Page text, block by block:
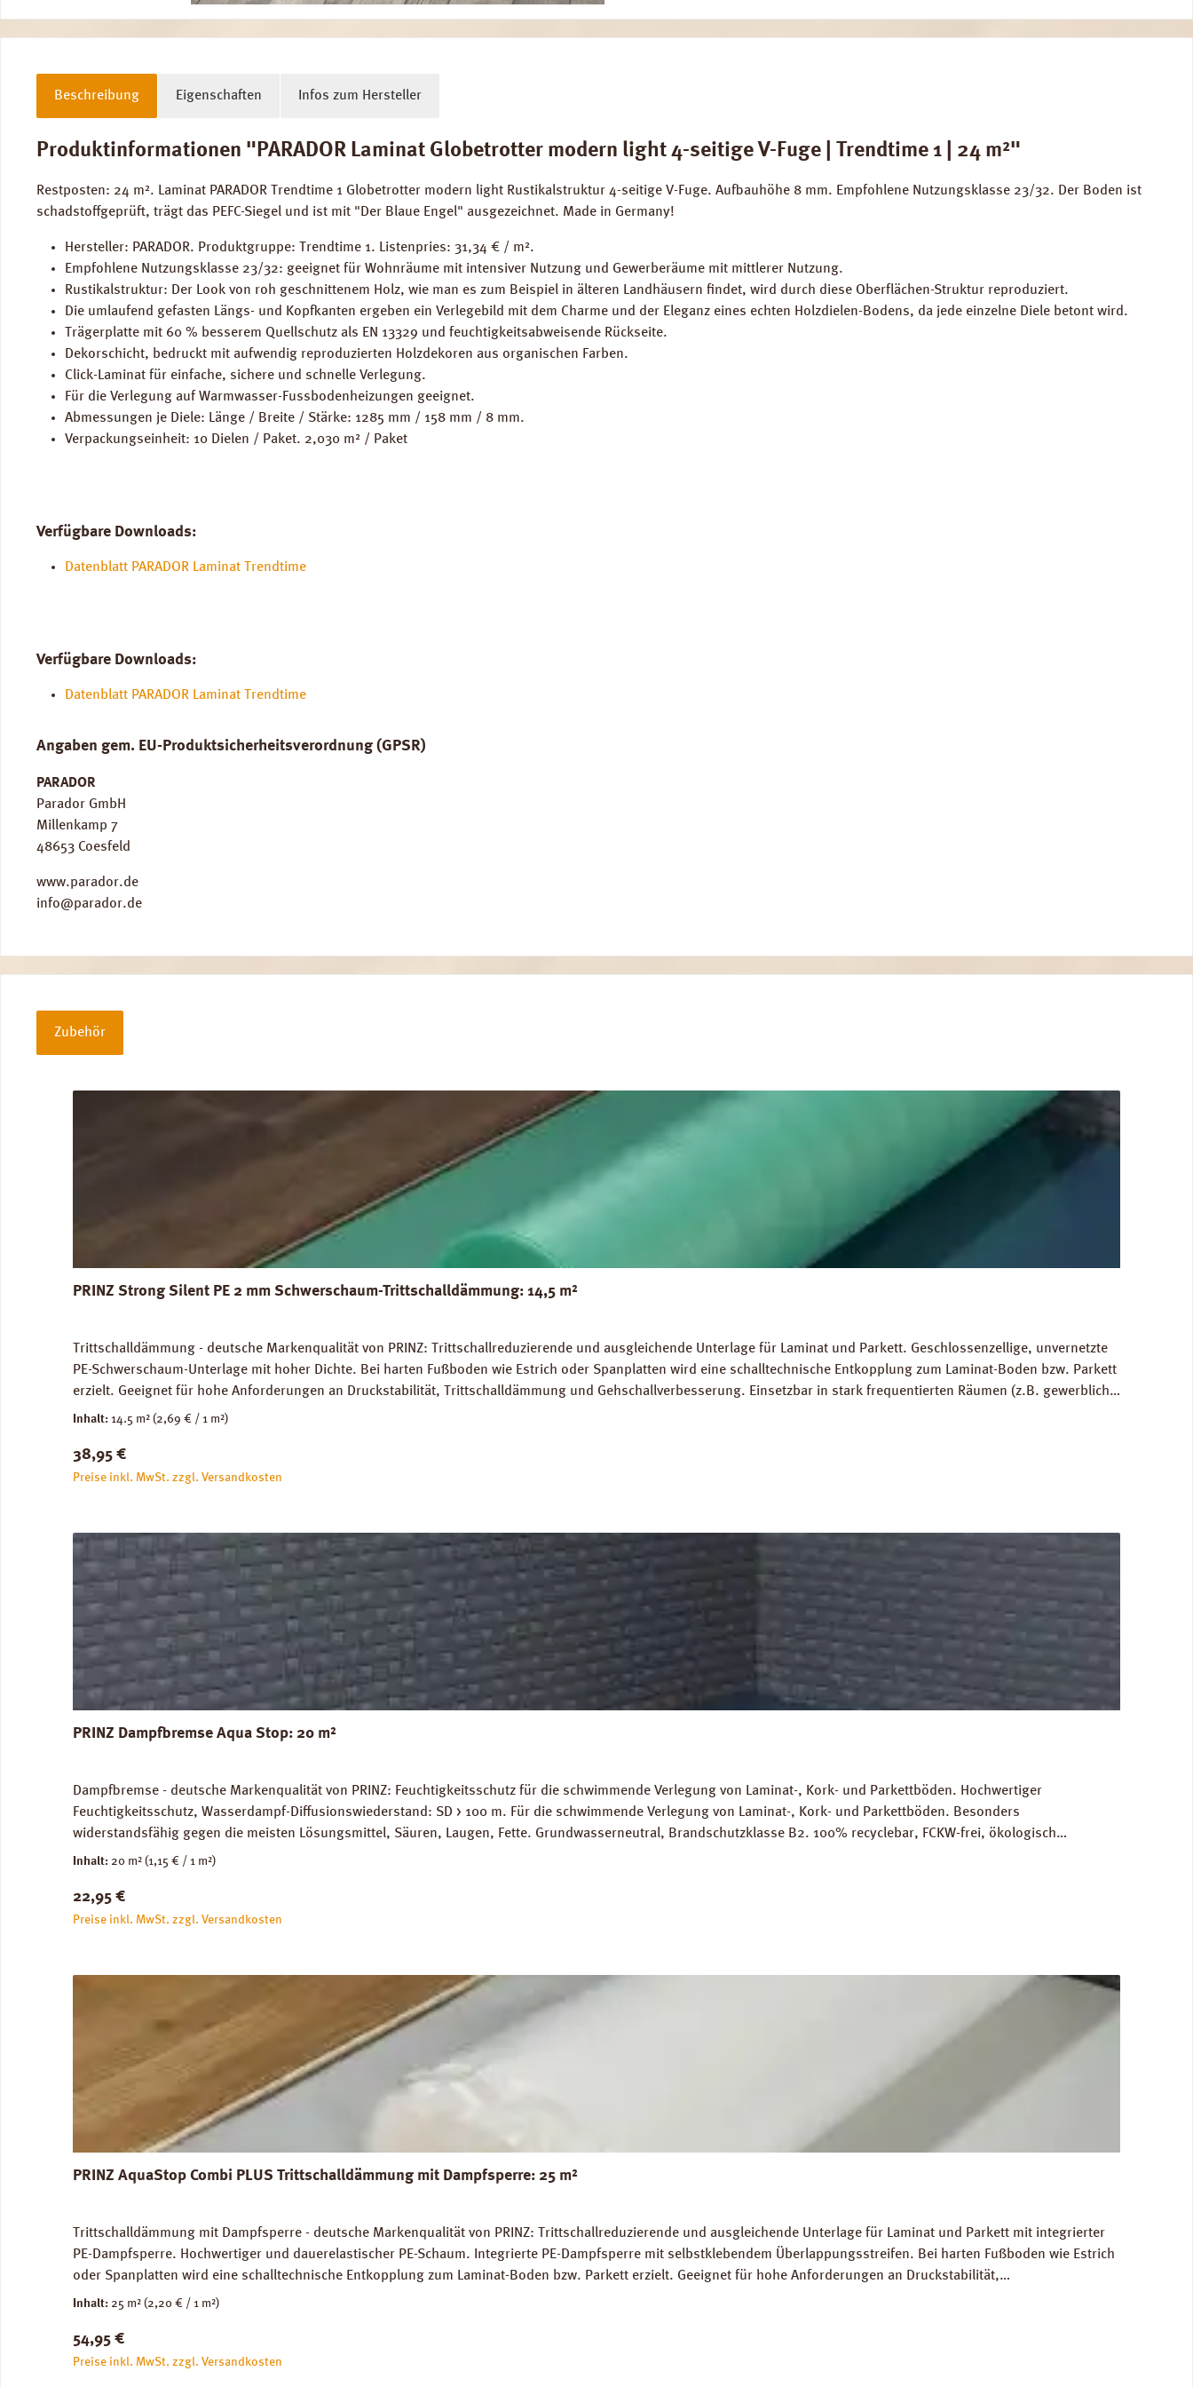
Beschreibung Eigenschaften Infos zum Hersteller
Produktinformationen "PARADOR Laminat Globetrotter modern light 4-seitige V-Fuge | Trendtime 1 | 24 m²"
Restposten: 24 m². Laminat PARADOR Trendtime 1 Globetrotter modern light Rustikalstruktur 4-seitige V-Fuge. Aufbauhöhe 8 mm. Empfohlene Nutzungsklasse 23/32. Der Boden ist
schadstoffgeprüft, trägt das PEFC-Siegel und ist mit "Der Blaue Engel" ausgezeichnet. Made in Germany!
Hersteller: PARADOR. Produktgruppe: Trendtime 1. Listenpries: 31,34 € / m².
Empfohlene Nutzungsklasse 23/32: geeignet für Wohnräume mit intensiver Nutzung und Gewerberäume mit mittlerer Nutzung.
Rustikalstruktur: Der Look von roh geschnittenem Holz, wie man es zum Beispiel in älteren Landhäusern findet, wird durch diese Oberflächen-Struktur reproduziert.
Die umlaufend gefasten Längs- und Kopfkanten ergeben ein Verlegebild mit dem Charme und der Eleganz eines echten Holzdielen-Bodens, da jede einzelne Diele betont wird.
Trägerplatte mit 60 % besserem Quellschutz als EN 13329 und feuchtigkeitsabweisende Rückseite.
Dekorschicht, bedruckt mit aufwendig reproduzierten Holzdekoren aus organischen Farben.
Click-Laminat für einfache, sichere und schnelle Verlegung.
Für die Verlegung auf Warmwasser-Fussbodenheizungen geeignet.
Abmessungen je Diele: Länge / Breite / Stärke: 1285 mm / 158 mm / 8 mm.
Verpackungseinheit: 10 Dielen / Paket. 2,030 m² / Paket
Verfügbare Downloads:
Datenblatt PARADOR Laminat Trendtime
Verfügbare Downloads:
Datenblatt PARADOR Laminat Trendtime
Angaben gem. EU-Produktsicherheitsverordnung (GPSR)
PARADOR
Parador GmbH
Millenkamp 7
48653 Coesfeld
www.parador.de
info@parador.de
Zubehör
PRINZ Strong Silent PE 2 mm Schwerschaum-Trittschalldämmung: 14,5 m²
Trittschalldämmung - deutsche Markenqualität von PRINZ: Trittschallreduzierende und ausgleichende Unterlage für Laminat und Parkett. Geschlossenzellige, unvernetzte
PE-Schwerschaum-Unterlage mit hoher Dichte. Bei harten Fußboden wie Estrich oder Spanplatten wird eine schalltechnische Entkopplung zum Laminat-Boden bzw. Parkett
erzielt. Geeignet für hohe Anforderungen an Druckstabilität, Trittschalldämmung und Gehschallverbesserung. Einsetzbar in stark frequentierten Räumen (z.B. gewerblich
genutze Flächen) und im Objektbereich. Für die Verlegung auf Warmwasser-Fussbodenheizungen geeignet. Perfekter Ausgleich von Bodenunebenheiten bis zu 1 mm.
unbedenklich. Verfügbare Downloads: Datenblatt PRINZ Strong Silent Verlegeanleitung PRINZ Strong Silent
Inhalt: 14.5 m² (2,69 € / 1 m²)
Regulärer Preis:
38,95 €
Preise inkl. MwSt. zzgl. Versandkosten
PRINZ Dampfbremse Aqua Stop: 20 m²
Dampfbremse - deutsche Markenqualität von PRINZ: Feuchtigkeitsschutz für die schwimmende Verlegung von Laminat-, Kork- und Parkettböden. Hochwertiger
Feuchtigkeitsschutz, Wasserdampf-Diffusionswiederstand: SD > 100 m. Für die schwimmende Verlegung von Laminat-, Kork- und Parkettböden. Besonders
widerstandsfähig gegen die meisten Lösungsmittel, Säuren, Laugen, Fette. Grundwasserneutral, Brandschutzklasse B2. 100% recyclebar, FCKW-frei, ökologisch
unbedenklich. Für Warmwasser-Fussbodenheizung geeignet. Abmessungen: Länge: 10 m, Breite 2 m, Stärke 200 mµ. Gewicht als Grundlage für die Berechnung der
Inhalt: 20 m² (1,15 € / 1 m²)
Regulärer Preis:
22,95 €
Preise inkl. MwSt. zzgl. Versandkosten
PRINZ AquaStop Combi PLUS Trittschalldämmung mit Dampfsperre: 25 m²
Trittschalldämmung mit Dampfsperre - deutsche Markenqualität von PRINZ: Trittschallreduzierende und ausgleichende Unterlage für Laminat und Parkett mit integrierter
PE-Dampfsperre. Hochwertiger und dauerelastischer PE-Schaum. Integrierte PE-Dampfsperre mit selbstklebendem Überlappungsstreifen. Bei harten Fußboden wie Estrich
oder Spanplatten wird eine schalltechnische Entkopplung zum Laminat-Boden bzw. Parkett erzielt. Geeignet für hohe Anforderungen an Druckstabilität,
Trittschalldämmung und Gehschallverbesserung. Für die schwimmende Verlegung von Fertigparkett und Laminatböden in normal frequentierten Räumen. Für die
2,2 mm, 1 Rolle = 25,0 m². Trittschall-Verbesserung: 19 dB (ISO 140-8). Dichte: 25 kg / m³. FCKW- und HFCKW-frei. Ökologisch unbedenklich. Verfügbare Downloads:
Verlegeanleitung PRINZ AquaStop Combi PLUS Datenblatt PRINZ AquaStop Combi PLUS
Inhalt: 25 m² (2,20 € / 1 m²)
Regulärer Preis:
54,95 €
Preise inkl. MwSt. zzgl. Versandkosten